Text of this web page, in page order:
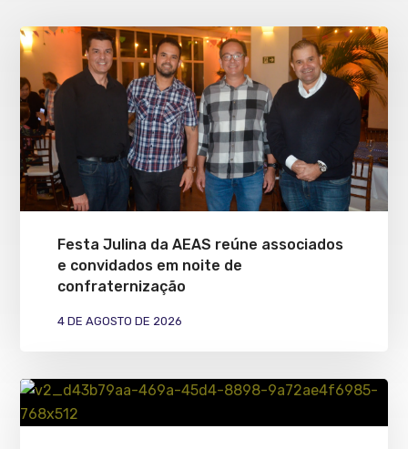
Festa Julina da AEAS reúne associados
e convidados em noite de
confraternização
4 DE AGOSTO DE 2026